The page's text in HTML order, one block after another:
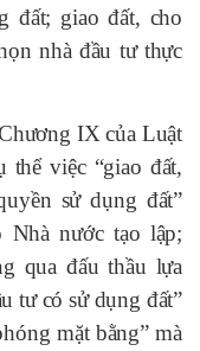
đất; giao đất, cho
nhà đầu tư thực
IX của Luật
việc “giao đất,
sử dụng đất”
nước tạo lập;
qua đấu thầu lựa
tư có sử dụng đất”
mặt bằng” mà